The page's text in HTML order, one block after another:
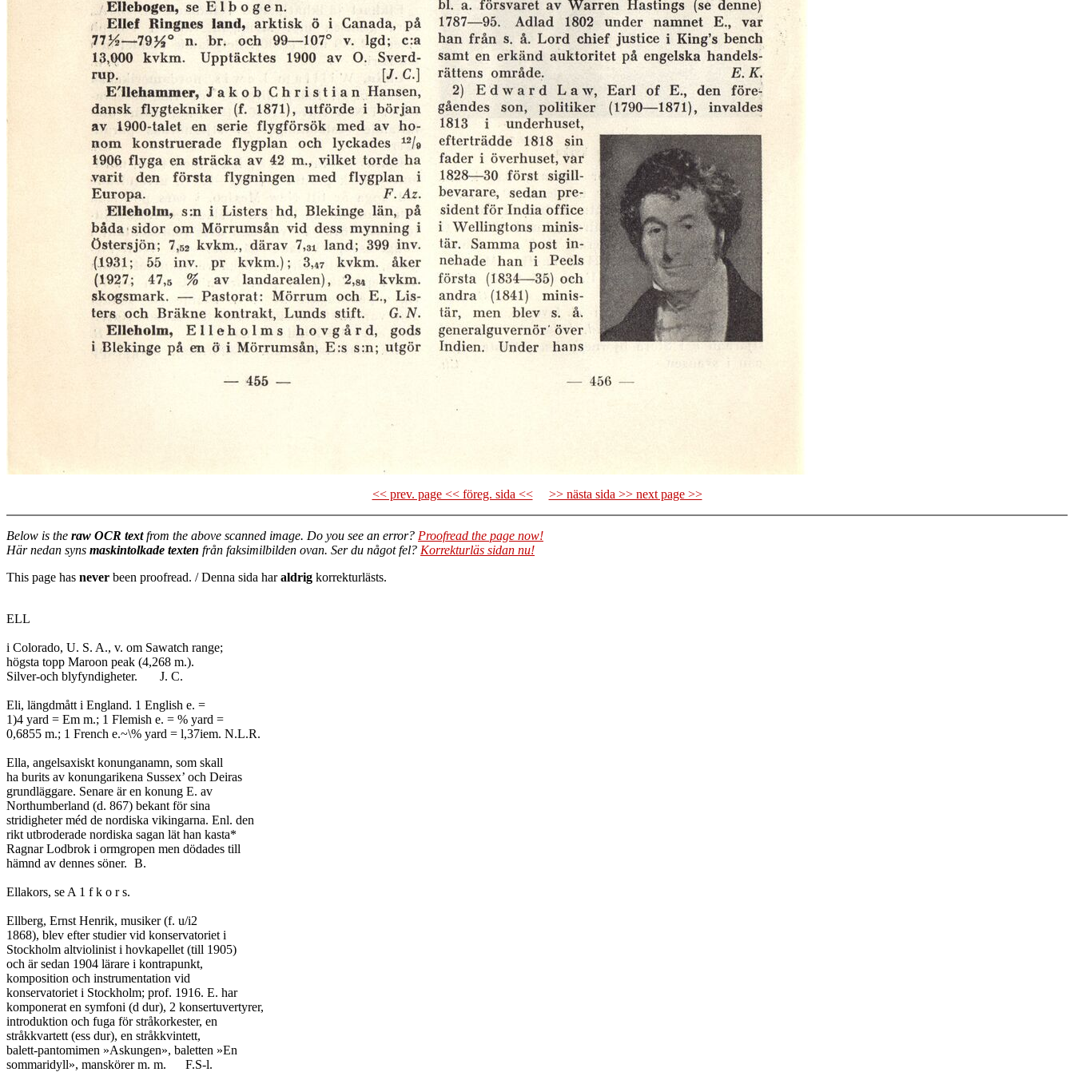
<< prev. page << föreg. sida << >> nästa sida >> next page >>
Below is the raw OCR textfrom the above scanned image. Do you see an error? Proofread the page now!
Här nedan syns maskintolkade texten från faksimilbilden ovan. Ser du något fel? Korrekturläs sidan nu!
This page has never been proofread. / Denna sida haraldrig korrekturlästs.
ELL
i Colorado, U. S. A., v. om Sawatch range;
högsta topp Maroon peak (4,268 m.).
Silver-och blyfyndigheter.	J. C.
Eli, längdmått i England. 1 English e. =
1)4 yard = Em m.; 1 Flemish e. = % yard =
0,6855 m.; 1 French e.~\% yard = l,37iem. N.L.R.
Ella, angelsaxiskt konunganamn, som skall
ha burits av konungarikena Sussex’ och Deiras
grundläggare. Senare är en konung E. av
Northumberland (d. 867) bekant för sina
stridigheter méd de nordiska vikingarna. Enl. den
rikt utbroderade nordiska sagan lät han kasta*
Ragnar Lodbrok i ormgropen men dödades till
hämnd av dennes söner.	B.
Ellakors, se A 1 f k o r s.
Ellberg, Ernst Henrik, musiker (f. u/i2
1868), blev efter studier vid konservatoriet i
Stockholm altviolinist i hovkapellet (till 1905)
och är sedan 1904 lärare i kontrapunkt,
komposition och instrumentation vid
konservatoriet i Stockholm; prof. 1916. E. har
komponerat en symfoni (d dur), 2 konsertuvertyrer,
introduktion och fuga för stråkorkester, en
stråkkvartett (ess dur), en stråkkvintett,
balett-pantomimen »Askungen», baletten »En
sommaridyll», manskörer m. m.	F.S-l.